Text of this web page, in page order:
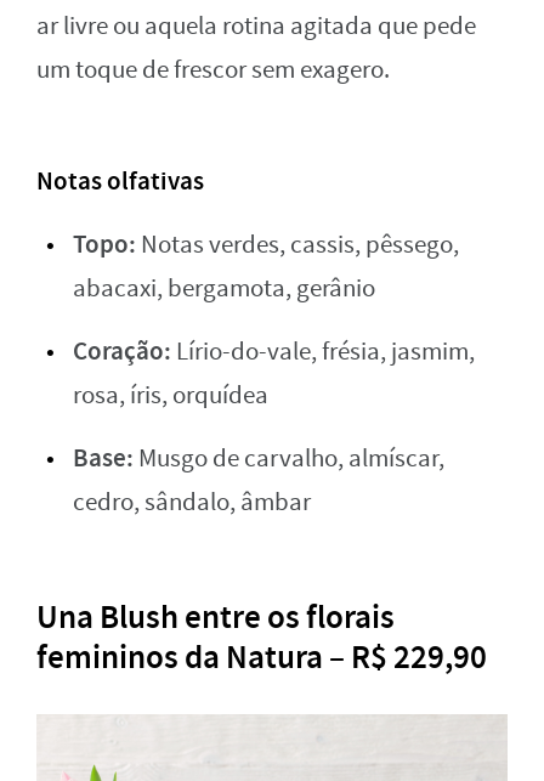
ar livre ou aquela rotina agitada que pede
um toque de frescor sem exagero.
Notas olfativas
Topo: Notas verdes, cassis, pêssego,
abacaxi, bergamota, gerânio
Coração: Lírio-do-vale, frésia, jasmim,
rosa, íris, orquídea
Base: Musgo de carvalho, almíscar,
cedro, sândalo, âmbar
Una Blush entre os florais
femininos da Natura – R$ 229,90